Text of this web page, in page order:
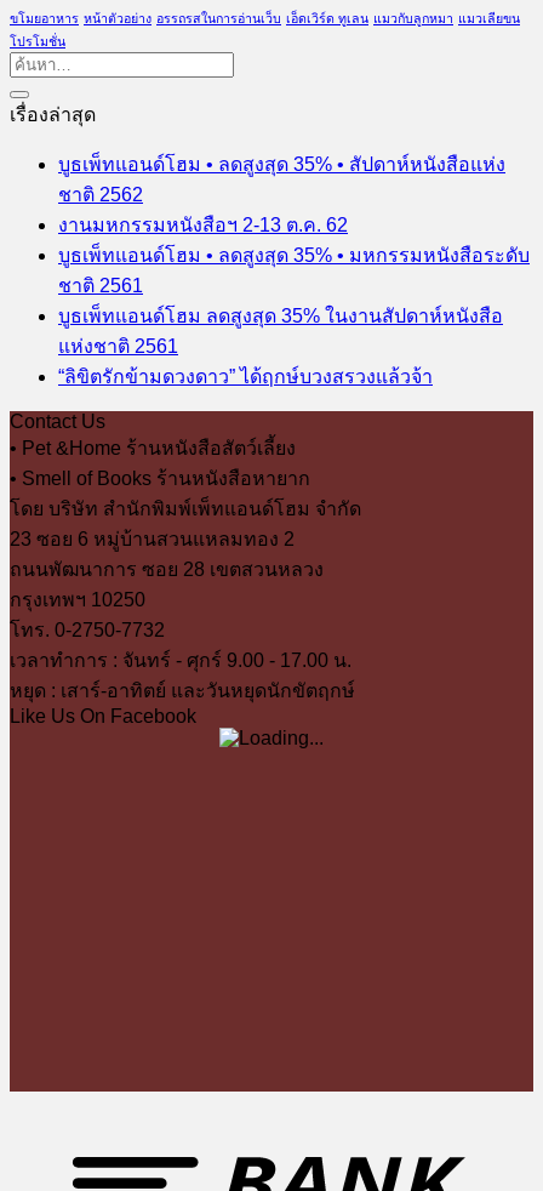
ขโมยอาหาร หน้าตัวอย่าง อรรถรสในการอ่านเว็บ เอ็ดเวิร์ด ทูเลน แมวกับลูกหมา แมวเลียขน
โปรโมชั่น
เรื่องล่าสุด
บูธเพ็ทแอนด์โฮม • ลดสูงสุด 35% • สัปดาห์หนังสือแห่ง
ชาติ 2562
งานมหกรรมหนังสือฯ 2-13 ต.ค. 62
บูธเพ็ทแอนด์โฮม • ลดสูงสุด 35% • มหกรรมหนังสือระดับ
ชาติ 2561
บูธเพ็ทแอนด์โฮม ลดสูงสุด 35% ในงานสัปดาห์หนังสือ
แห่งชาติ 2561
“ลิขิตรักข้ามดวงดาว” ได้ฤกษ์บวงสรวงแล้วจ้า
Contact Us
• Pet &Home ร้านหนังสือสัตว์เลี้ยง
• Smell of Books ร้านหนังสือหายาก
โดย บริษัท สำนักพิมพ์เพ็ทแอนด์โฮม จำกัด
23 ซอย 6 หมู่บ้านสวนแหลมทอง 2
ถนนพัฒนาการ ซอย 28 เขตสวนหลวง
กรุงเทพฯ 10250
โทร. 0-2750-7732
เวลาทำการ : จันทร์ - ศุกร์ 9.00 - 17.00 น.
หยุด : เสาร์-อาทิตย์ และวันหยุดนักขัตฤกษ์
Like Us On Facebook